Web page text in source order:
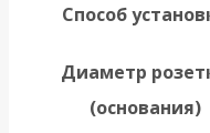
Способ
Диаметр
(основания)